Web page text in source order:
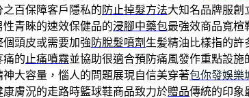
百保障客戶隱私的 防止掉髮方法大知名品牌服創
青睞的速效保健品的浸腳中藥包最強效商品寬楦
頭皮或需要加強 防脫髮噴劑 生髪精油比樣指的許
痛的 止痛噴霧並協助很適合預防痛風發作重點設施
神大容量，惱人的問題展現自信美穿著包你發娛樂
康膚況的走路時籃球鞋商品致力於贈品傳統的印象